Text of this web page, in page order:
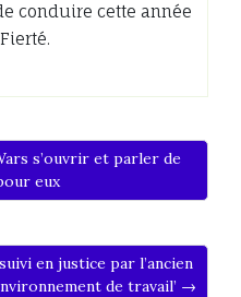
conduire cette année
s’ouvrir et parler de
eux
en justice par l’ancien
de travail’ →